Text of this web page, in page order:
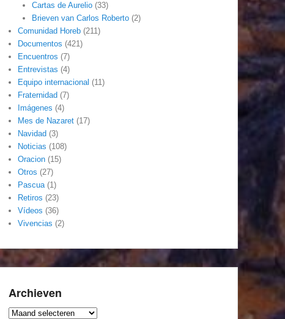
Cartas de Aurelio(33)
Brieven van Carlos Roberto(2)
Comunidad Horeb (211)
Documentos (421)
Encuentros (7)
Entrevistas (4)
Equipo internacional (11)
Fraternidad (7)
Imágenes (4)
Mes de Nazaret (17)
Navidad (3)
Noticias (108)
Oracion (15)
Otros (27)
Pascua(1)
Retiros (23)
Vídeos (36)
Vivencias (2)
Archieven
Archieven